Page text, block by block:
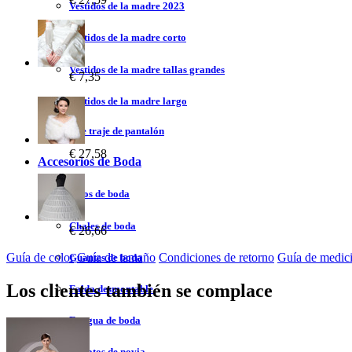
Vestidos de la madre 2023
Vestidos de la madre corto
Vestidos de la madre tallas grandes
Vestidos de la madre largo
Vestidos de traje de pantalón
Accesorios de Boda
Velos de boda
Chales de boda
Guantes de boda
Falda desmontable
Enagua de boda
€ 7,35
€ 27,58
€ 26,66
Guía de color Guía de tamaño Condiciones de retorno Guía de
Los clientes también se complace